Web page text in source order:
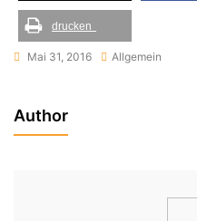
drucken
Mai 31, 2016 Allgemein
Author